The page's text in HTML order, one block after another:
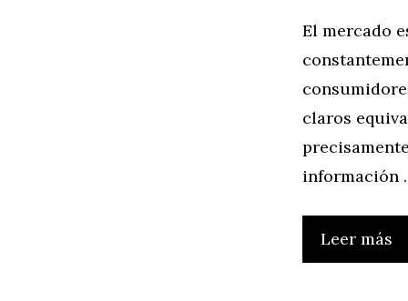
El mercado
claros
información
Leer más